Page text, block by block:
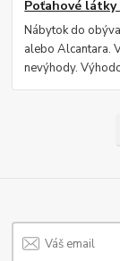
Poťahové
Nábytok do
alebo Alcantara.
nevýhody.